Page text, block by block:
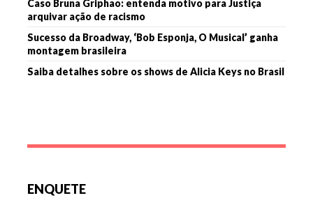
Caso Bruna Griphao: entenda motivo para Justiça
arquivar ação de racismo
Sucesso da Broadway, ‘Bob Esponja, O Musical’ ganha
montagem brasileira
Saiba detalhes sobre os shows de Alicia Keys no Brasil
ENQUETE